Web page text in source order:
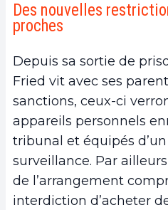
Des nouvelles
proches
Depuis sa sortie de
Fried vit avec ses
sanctions, ceux-ci
appareils personnels
tribunal et équipés
surveillance. Par
de l’arrangement
interdiction d’acheter